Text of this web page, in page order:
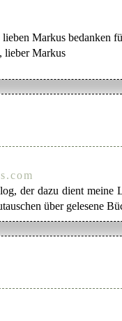
Markus bedanken
lieber Markus
der dazu dient meine
über gelesene